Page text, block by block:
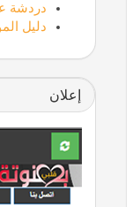
دردشة
دليل
إعلان